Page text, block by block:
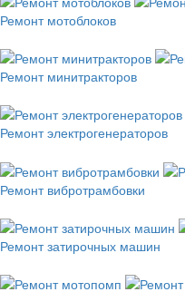
Ремонт мотоблоков
Ремонт минитракторов
Ремонт электрогенераторов
Ремонт вибротрамбовки
Ремонт затирочных машин